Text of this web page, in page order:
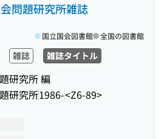
問題研究所雑誌
雑誌 雑誌タイトル
研究所 編
研究所1986-<Z6-89>
国立国会図書館 全国の図書館